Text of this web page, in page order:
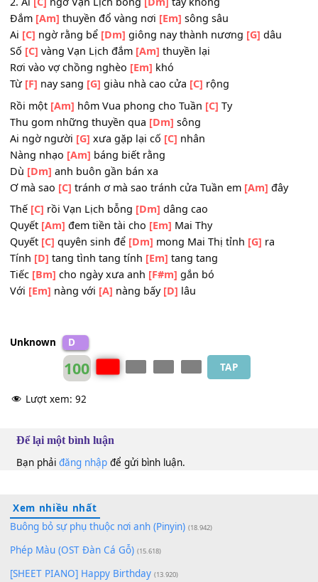
Xua [C] đuổi nàng ra[Dm]đi một mình lang
Vô[D] tình gặp lại cố [Em] nhân xưa
Đánh[Bm]giậm gầy duyên đôi[F#m]
Sắc[Em]son sống[A] vui nơi túp
2. Ai[C]ngờ Vạn Lịch bỗng[Dm] tay không
Đắm[Am]thuyền đổ vàng nơi [Em]sông sâu
Ai[C]ngờ rằng bể[Dm]giông nay thành nương
Số[C] vàng Vạn Lịch đắm[Am] thuyền lại
Rơi vào vợ chồng nghèo[Em]
Từ [F]nay sang[G]giàu nhà cao cửa [C]
Rồi một[Am] hôm Vua phong cho Tuần
Thu gom những thuyền qua[Dm] sông
Ai ngờ người[G]xưa gặp lại cố[C]nhân
Nàng nhạo [Am]báng biết rằng
Dù [Dm] anh buôn gần bán xa
Ơ mà sao[C] tránh ơ mà sao tránh cửa Tuần em
Quyết
[Am]đem tiền tài cho
quyên sinh để mong Mai Thị tỉnh
tang tình tang tính[Em]tang tang
[Em]
Unknown D
Lượt xem: 92
Để lại một bình luận